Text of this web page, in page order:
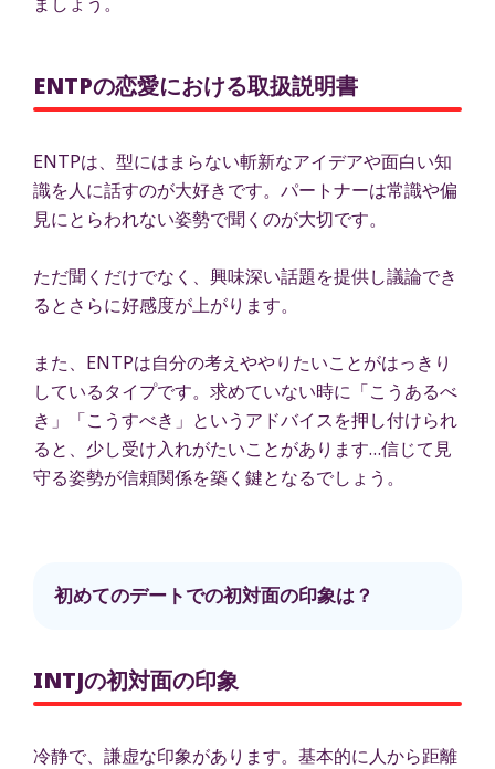
ENTPの恋愛における取扱説明書
ENTPは、型にはまらない斬新なアイデアや面白い知
識を人に話すのが大好きです。パートナーは常識や偏
見にとらわれない姿勢で聞くのが大切です。
ただ聞くだけでなく、興味深い話題を提供し議論でき
るとさらに好感度が上がります。
また、ENTPは自分の考えややりたいことがはっきり
しているタイプです。求めていない時に「こうあるべ
き」「こうすべき」というアドバイスを押し付けられ
ると、少し受け入れがたいことがあります…信じて見
守る姿勢が信頼関係を築く鍵となるでしょう。
初めてのデートでの初対面の印象は？
INTJの初対面の印象
冷静で、謙虚な印象があります。基本的に人から距離